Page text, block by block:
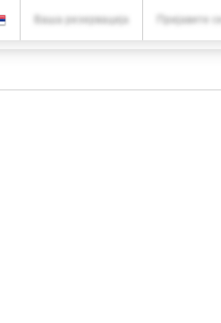
Ваша резервација Пријавите се